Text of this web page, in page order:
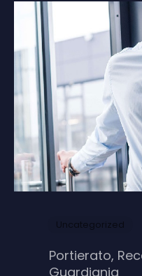
Uncategorized
Portierato,
Guardiania